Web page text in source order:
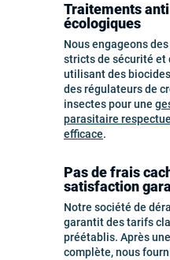
Traitements
écologiques
Nous engageons
stricts de sécurité et
utilisant des
des régulateurs de
insectes pour une
parasitaire
efficace.
Pas de frais
satisfaction
Notre société de
garantit des tarifs
préétablis. Après
complète, nous